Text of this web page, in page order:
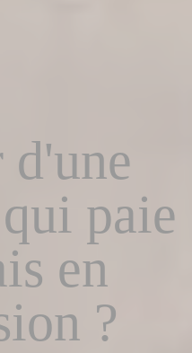
paie
en
?